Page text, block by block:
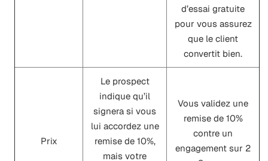
d’essai gratuite
pour vous assurez
que le client
convertit bien.
Prix
Le prospect
indique qu’il
signera si vous
lui accordez une
remise de 10%,
mais votre
Vous validez une
remise de 10%
contre un
engagement sur 2